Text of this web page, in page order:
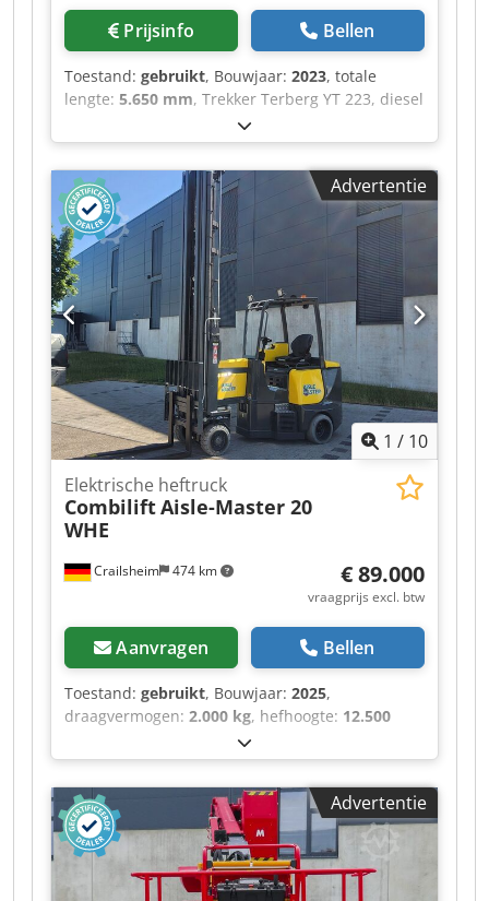
Prijsinfo Bellen
Toestand: gebruikt, Bouwjaar: 2023, totale
lengte: 5.650 mm, Trekker Terberg YT 223, diesel
aangedreven, bouwjaar 2023 Cjdpsztgmujfx
Aizorf
Advertentie
1 / 10
Crailsheim 474 km
Elektrische heftruck
CombiliftAisle-Master 20
WHE
€ 89.000
vraagprijs excl. btw
Aanvragen Bellen
Toestand: gebruikt, Bouwjaar: 2025,
draagvermogen: 2.000 kg, hefhoogte: 12.500
4.000 mm
stapeltruck Codeztgmnjpfx Aizorf Combilift Aisle-
Master 20 WHE Aandrijving: elektrisch Bouwjaar:
2025 Hefhoogte (mm): 12.500 Draagvermogen
(kg): 2.000
Advertentie